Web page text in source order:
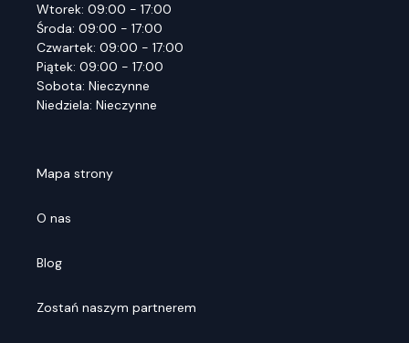
Wtorek: 09:00 - 17:00
Środa: 09:00 - 17:00
Czwartek: 09:00 - 17:00
Piątek: 09:00 - 17:00
Sobota: Nieczynne
Niedziela: Nieczynne
Mapa strony
O nas
Blog
Zostań naszym partnerem